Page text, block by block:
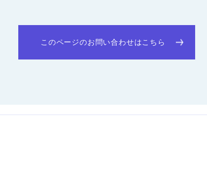
このページのお問い合わせはこちら